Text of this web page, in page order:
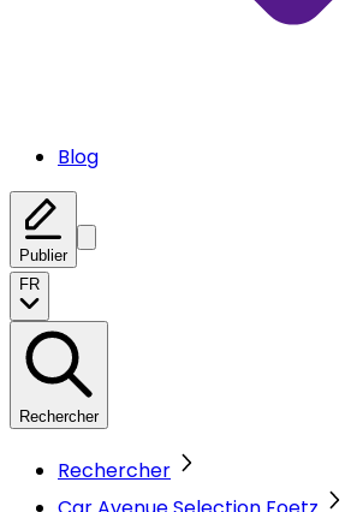
Blog
Publier
FR
Rechercher
Rechercher